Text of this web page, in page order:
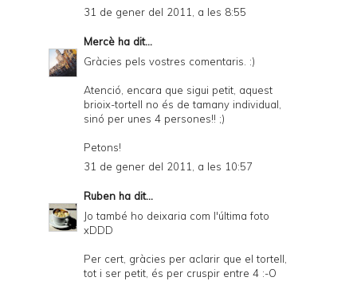
31 de gener del 2011, a les 8:55
Mercè ha dit...
Gràcies pels vostres comentaris. :)
Atenció, encara que sigui petit, aquest
brioix-tortell no és de tamany individual,
sinó per unes 4 persones!! ;)
Petons!
31 de gener del 2011, a les 10:57
Ruben ha dit...
Jo també ho deixaria com l'última foto
xDDD
Per cert, gràcies per aclarir que el tortell,
tot i ser petit, és per cruspir entre 4 :-O